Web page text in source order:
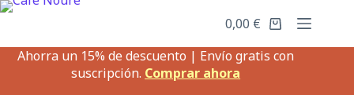
0,00 €
Ahorra un 15% de descuento | Envío gratis con
suscripción. Comprar ahora